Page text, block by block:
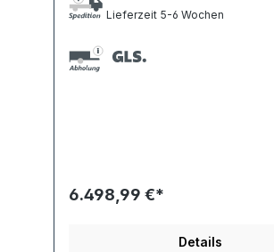
Lieferzeit 5-6 Wochen
6.498,99 €*
Details